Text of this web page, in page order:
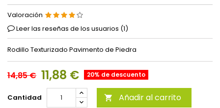
Valoración
Leer las reseñas de los usuarios (1)
Rodillo Texturizado Pavimento de Piedra
14,85 € 11,88 € 20% de descuento
Cantidad  Añadir al carrito